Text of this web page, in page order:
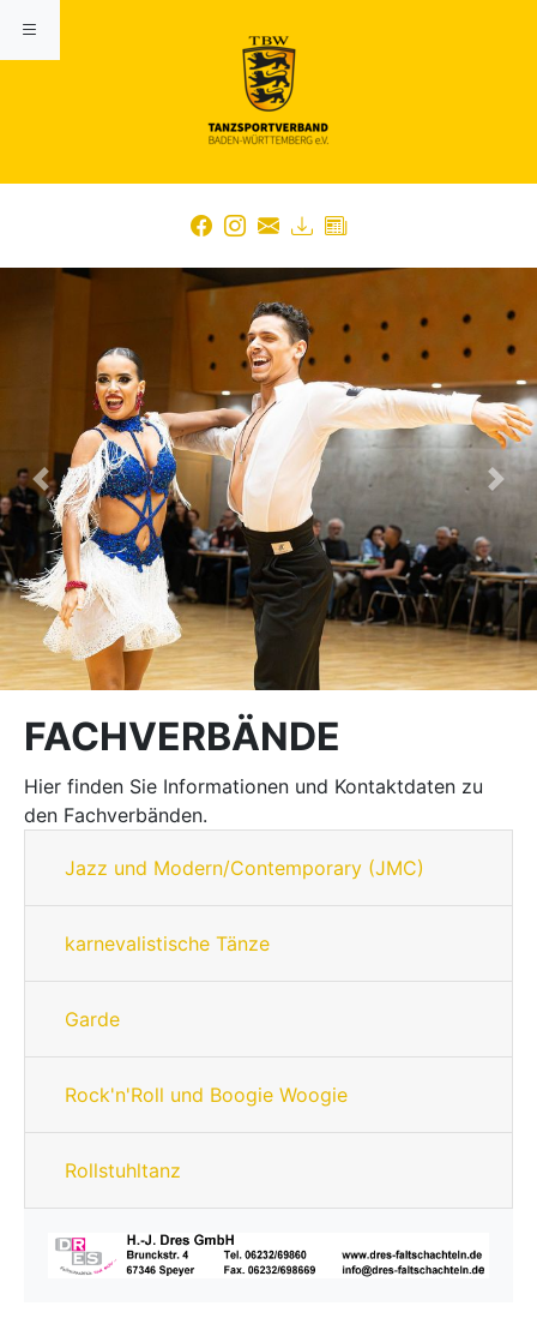
Previous Next
FACHVERBÄNDE
Hier finden Sie Informationen und Kontaktdaten zu
den Fachverbänden.
Jazz und Modern/Contemporary (JMC)
karnevalistische Tänze
Garde
Rock'n'Roll und Boogie Woogie
Rollstuhltanz